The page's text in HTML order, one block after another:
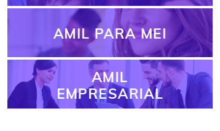
AMIL PARA MEI
AMIL
EMPRESARIAL